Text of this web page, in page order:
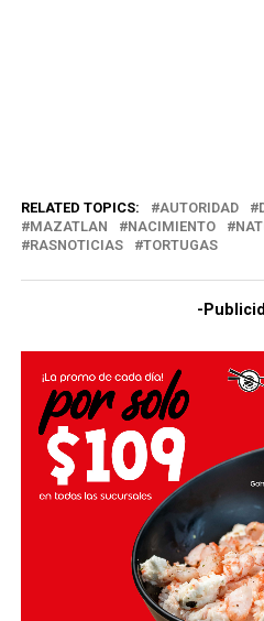
RELATED TOPICS: AUTORIDAD
MAZATLAN
NACIMIENTO
RASNOTICIAS
TORTUGAS
-